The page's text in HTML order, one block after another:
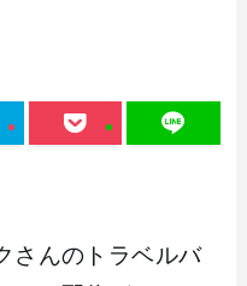
さんのトラベルバ